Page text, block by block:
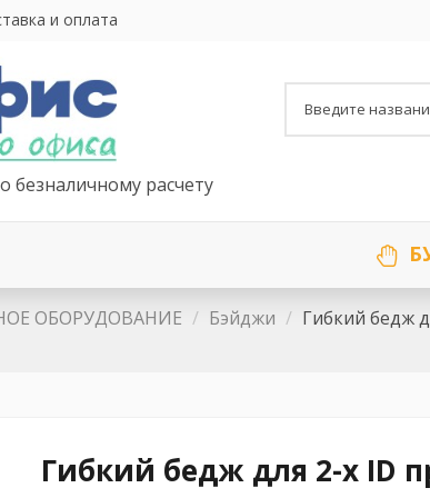
и оплата
расчету
ОБОРУДОВАНИЕ Бэйджи Гибкий бедж
Гибкий бедж для 2-х ID